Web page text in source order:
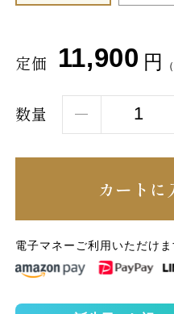
定価 11,900 円
数量
カートに
電子マネーご利用いただけま